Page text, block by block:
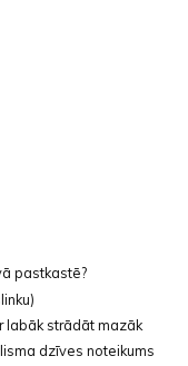
pastkastē?
labāk strādāt mazāk
dzīves noteikums